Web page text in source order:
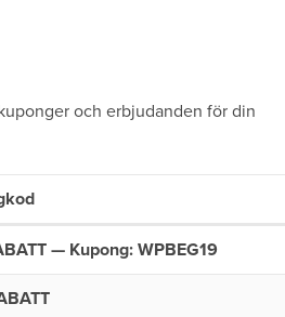
och erbjudanden för din
— Kupong: WPBEG19